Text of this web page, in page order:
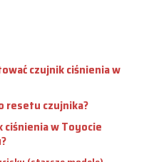
czujnik ciśnienia w
resetu czujnika?
ciśnienia w Toyocie